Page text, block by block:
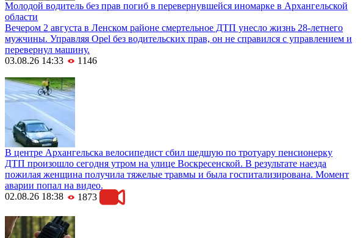
Молодой водитель без прав погиб в перевернувшейся иномарке в Архангельской
области
Вечером 2 августа в Ленском районе смертельное ДТП унесло жизнь 28-летнего
мужчины. Управляя Opel без водительских прав, он не справился с управлением и
перевернул машину.
03.08.26 14:33
1146
В центре Архангельска велосипедист сбил шедшую по тротуару пенсионерку
ДТП произошло сегодня утром на улице Воскресенской. В результате наезда
пожилая женщина получила тяжелые травмы и была госпитализирована. Момент
аварии попал на видео.
02.08.26 18:38
1873